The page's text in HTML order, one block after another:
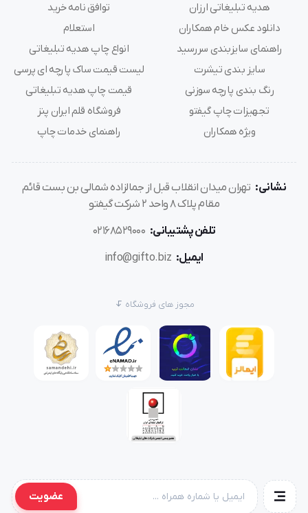
هدیه تبلیغاتی ارزان
دانلود عکس خام همکاران
راهنمای سایزبندی سررسید
سایز بندی تیشرت
رنگ بندی پارچه سوزنی
تجهیزات چاپ گیفتو
ویژه همکاران
توافق نامه خرید
استعلام
انواع چاپ هدیه تبلیغاتی
لیست قیمت ساک پارچه ای پرسی
قیمت چاپ هدیه تبلیغاتی
فروشگاه قلم ایران پنز
راهنمای خدمات چاپ
نشانی: تهران میدان انقلاب قبل از جمالزاده شمالی بن بست قائم
مقام پلاک 8 واحد 2 شرکت گیفتو
تلفن پشتیبانی: 02168529000
ایمیل: info@gifto.biz
مجوز های فروشگاه
عضویت